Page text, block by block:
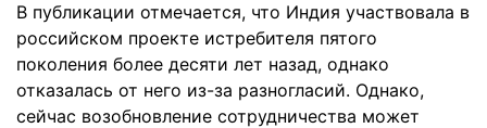
В публикации отмечается, что Индия участвовала в
российском проекте истребителя пятого
поколения более десяти лет назад, однако
отказалась от него из-за разногласий. Однако,
сейчас возобновление сотрудничества может